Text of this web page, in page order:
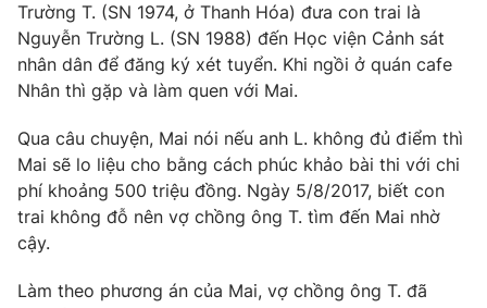
Thị trường
Tư vấn
Lịch phát sóng
Chuyên mục khác
Emagazine Podcast
Photo Infographic
Trường T. (SN 1974, ở Thanh Hóa) đưa con trai là
Nguyễn Trường L. (SN 1988) đến Học viện Cảnh sát
nhân dân để đăng ký xét tuyển. Khi ngồi ở quán cafe
Nhân thì gặp và làm quen với Mai.
Qua câu chuyện, Mai nói nếu anh L. không đủ điểm thì
Mai sẽ lo liệu cho bằng cách phúc khảo bài thi với chi
phí khoảng 500 triệu đồng. Ngày 5/8/2017, biết con
trai không đỗ nên vợ chồng ông T. tìm đến Mai nhờ
cậy.
Làm theo phương án của Mai, vợ chồng ông T. đã